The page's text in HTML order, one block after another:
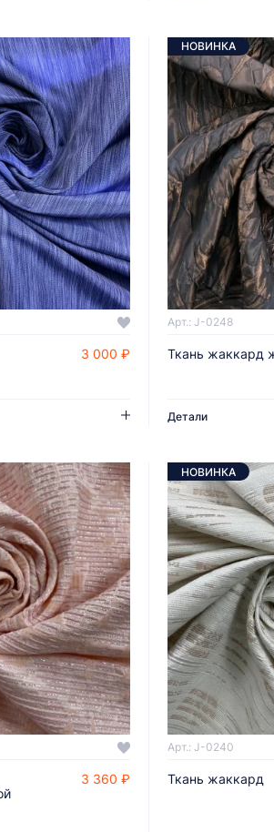
3 000 ₽
НОВИНКА
Арт.: J-0248
Ткань жаккард
Детали
В КОРЗИНУ
3 360 ₽
НОВИНКА
Арт.: J-0240
Ткань жаккард